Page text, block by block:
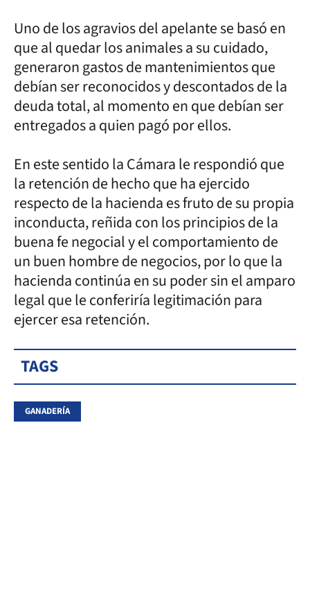
Uno de los agravios del apelante se basó en
que al quedar los animales a su cuidado,
generaron gastos de mantenimientos que
debían ser reconocidos y descontados de la
deuda total, al momento en que debían ser
entregados a quien pagó por ellos.
En este sentido la Cámara le respondió que
la retención de hecho que ha ejercido
respecto de la hacienda es fruto de su propia
inconducta, reñida con los principios de la
buena fe negocial y el comportamiento de
un buen hombre de negocios, por lo que la
hacienda continúa en su poder sin el amparo
legal que le conferiría legitimación para
ejercer esa retención.
TAGS
GANADERÍA